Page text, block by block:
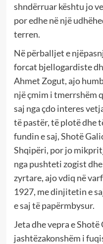
shndërruar kështu jo
por edhe në një
terren.
Në përballjet e
forcat bjellogardiste
Ahmet Zogut, ajo
një çmim i tmerrshëm
saj nga çdo interes
të pastër, të plotë dhe
fundin e saj, Shotë
Shqipëri, por jo
nga pushteti zogist
zyrtare, ajo vdiq në
1927, me dinjitetin e
e saj të papërmbysur.
Jeta dhe vepra e
jashtëzakonshëm i